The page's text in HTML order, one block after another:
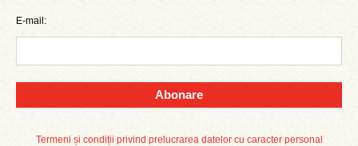
E-mail:
Abonare
Termeni și condiții privind prelucrarea datelor cu caracter personal